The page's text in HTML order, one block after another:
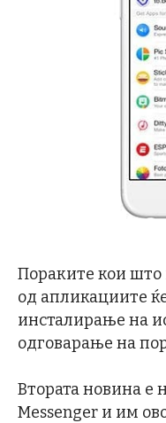
Пораките кои што
од апликациите
инсталирање на
одговарање на
Втората новина е
Messenger и им